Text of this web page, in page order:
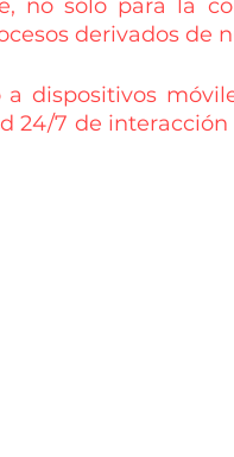
no sólo para la
derivados de
dispositivos
24/7 de